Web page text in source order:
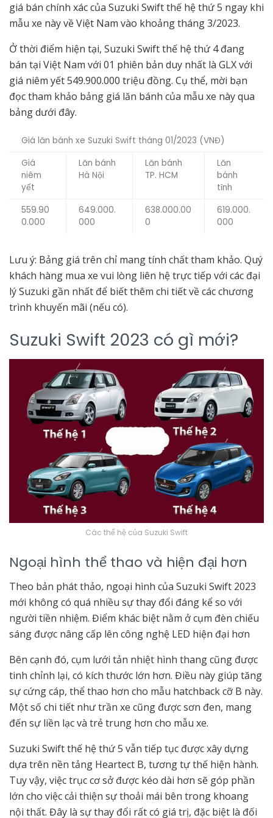
giá bán chính xác của Suzuki Swift thế hệ thứ 5 ngay khi
mẫu xe này về Việt Nam vào khoảng tháng 3/2023.
Ở thời điểm hiện tại, Suzuki Swift thế hệ thứ 4 đang
bán tại Việt Nam với 01 phiên bản duy nhất là GLX với
giá niêm yết 549.900.000 triệu đồng. Cụ thể, mời bạn
đọc tham khảo bảng giá lăn bánh của mẫu xe này qua
bảng dưới đây.
Giá lăn bánh xe Suzuki Swift tháng 01/2023 (VNĐ)
Giá
niêm
yết
Lăn bánh
Hà Nội
Lăn bánh
TP. HCM
Lăn
bánh
tỉnh
559.90
0.000
649.000.
000
638.000.00
0
619.000.
000
Lưu ý: Bảng giá trên chỉ mang tính chất tham khảo. Quý
khách hàng mua xe vui lòng liên hệ trực tiếp với các đại
lý Suzuki gần nhất để biết thêm chi tiết về các chương
trình khuyến mãi (nếu có).
Suzuki Swift 2023 có gì mới?
Các thế hệ của Suzuki Swift
Ngoại hình thể thao và hiện đại hơn
Theo bản phát thảo, ngoại hình của Suzuki Swift 2023
mới không có quá nhiều sự thay đổi đáng kể so với
người tiền nhiệm. Điểm khác biệt nằm ở cụm đèn chiếu
sáng được nâng cấp lên công nghệ LED hiện đại hơn
Bên cạnh đó, cụm lưới tản nhiệt hình thang cũng được
tinh chỉnh lại, có kích thước lớn hơn. Điều này giúp tăng
sự cứng cáp, thể thao hơn cho mẫu hatchback cỡ B này.
Một số chi tiết như trần xe cũng được sơn đen, mang
đến sự liền lạc và trẻ trung hơn cho mẫu xe.
Suzuki Swift thế hệ thứ 5 vẫn tiếp tục được xây dựng
dựa trên nền tảng Heartect B, tương tự thế hiện hành.
Tuy vậy, việc trục cơ sở được kéo dài hơn sẽ góp phần
lớn cho việc cải thiện sự thoải mái bên trong khoang
nội thất. Đây là sự thay đổi rất có giá trị, đặc biệt là đối